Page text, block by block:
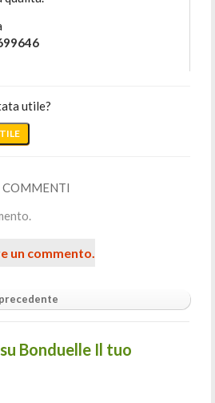
utile?
COMMENTI
un commento.
Bonduelle Il tuo